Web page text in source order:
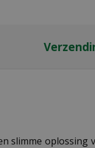
slimme